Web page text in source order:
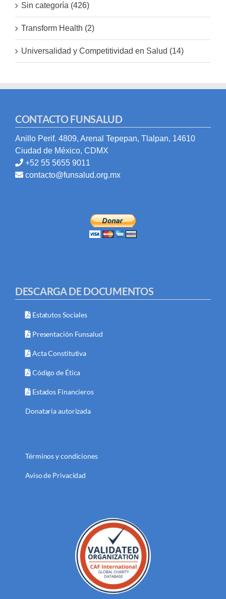
Sin categoría (426)
Transform Health (2)
Universalidad y Competitividad en Salud (14)
CONTACTO FUNSALUD
Anillo Perif. 4809, Arenal Tepepan, Tlalpan, 14610
Ciudad de México, CDMX
+52 55 5655 9011
contacto@funsalud.org.mx
DESCARGA DE DOCUMENTOS
Estatutos Sociales
Presentación Funsalud
Acta Constitutiva
Código de Ética
Estados Financieros
Donataria autorizada
Términos y condiciones
Aviso de Privacidad